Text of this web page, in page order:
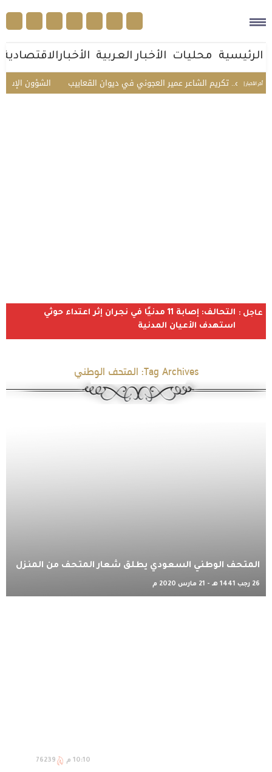
الرئيسية محليات الأخبار العربية الأخبارالاقتصادية
أخر الأخبار | الشؤون تكريم الشاعر عمير العجوني في ديوان القعابيب
عاجل :
التحالف: إصابة 11 مدنيًا في نجران إثر اعتداء حوثي
استهدف الأعيان المدنية
Tag Archives: المتحف الوطني
المتحف الوطني السعودي يطلق شعار المتحف من المنزل
26 رجب 1441 هـ - 21 مارس 2020 م
10:10 م 76239